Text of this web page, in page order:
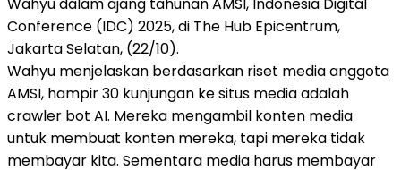
Conference (IDC) 2025, di The Hub Epicentrum,
Jakarta Selatan, (22/10).
Wahyu menjelaskan berdasarkan riset media anggota
AMSI, hampir 30 kunjungan ke situs media adalah
crawler bot AI. Mereka mengambil konten media
untuk membuat konten mereka, tapi mereka tidak
membayar kita. Sementara media harus membayar